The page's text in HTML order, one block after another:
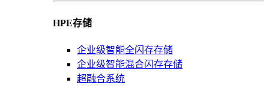
HPE存储
企业级智能全闪存存储
企业级智能混合闪存存储
超融合系统